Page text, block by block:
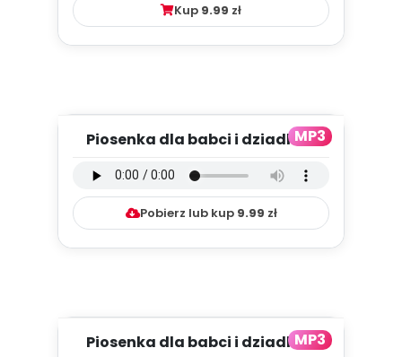
Kup 9.99 zł
MP3
Piosenka dla babci i dziadka -
Pobierz lub kup 9.99 zł
MP3
Piosenka dla babci i dziadka -